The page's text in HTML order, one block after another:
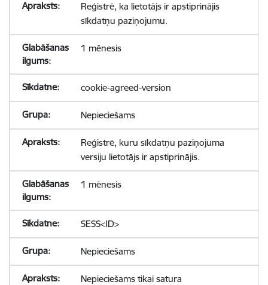
Reģistrē, ka lietotājs ir apstiprinājis
sīkdatņu paziņojumu.
1 mēnesis
cookie-agreed-version
Nepieciešams
Reģistrē, kuru sīkdatņu paziņojuma
versiju lietotājs ir apstiprinājis.
1 mēnesis
SESS<ID>
Nepieciešams
Nepieciešams tikai satura